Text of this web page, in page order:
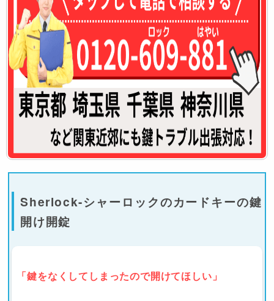
Sherlock-シャーロックのカードキーの鍵
開け開錠
「鍵をなくしてしまったので開けてほしい」